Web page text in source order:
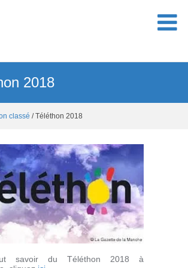
2018
classé / Téléthon 2018
savoir du Téléthon 2018 à